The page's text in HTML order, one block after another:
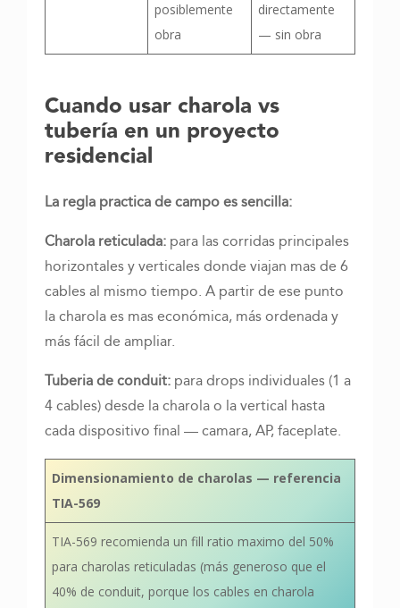
posiblemente
obra
directamente
— sin obra
Cuando usar charola vs
tubería en un proyecto
residencial
La regla practica de campo es sencilla:
Charola reticulada: para las corridas principales
horizontales y verticales donde viajan mas de 6
cables al mismo tiempo. A partir de ese punto
la charola es mas económica, más ordenada y
más fácil de ampliar.
Tuberia de conduit: para drops individuales (1 a
4 cables) desde la charola o la vertical hasta
cada dispositivo final — camara, AP, faceplate.
Dimensionamiento de charolas — referencia
TIA-569
TIA-569 recomienda un fill ratio maximo del 50%
para charolas reticuladas (más generoso que el
40% de conduit, porque los cables en charola